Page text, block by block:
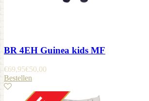
BR 4EH Guinea kids MF
€69,95€50,00
Bestellen